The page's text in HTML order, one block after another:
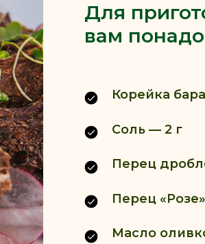
Для
вам
Корейка
Соль — 2 г
Перец
Перец
Масло